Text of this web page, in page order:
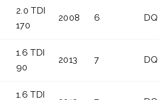
2.0 TDI
170
2008 6
1.6 TDI
90
2013 7
1.6 TDI